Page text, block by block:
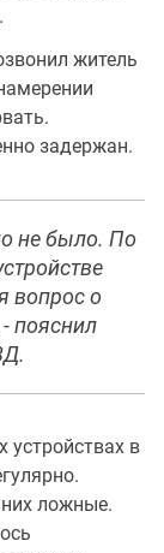
житель
задержан.
не было. По
вопрос о
пояснил
в
ложные.